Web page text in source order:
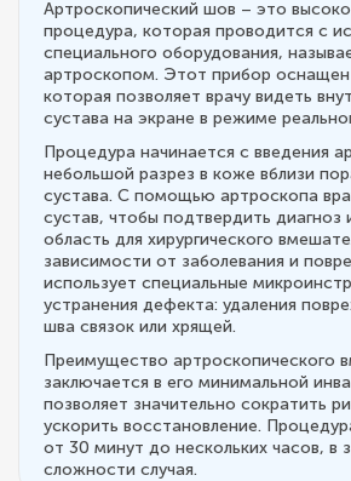
Артроскопический шов – это
процедура, которая проводится с
специального оборудования,
артроскопом. Этот прибор
которая позволяет врачу видеть
сустава на экране в режиме
Процедура начинается с введения
небольшой разрез в коже вблизи
сустава. С помощью артроскопа
сустав, чтобы подтвердить диагноз
область для хирургического
зависимости от заболевания и
использует специальные
устранения дефекта: удаления
шва связок или хрящей.
Преимущество артроскопического
заключается в его минимальной
позволяет значительно сократить
ускорить восстановление.
от 30 минут до нескольких часов, в
сложности случая.